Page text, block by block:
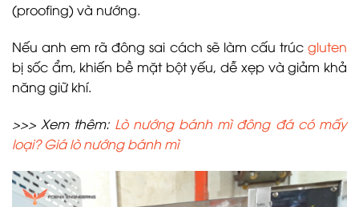
(proofing) và nướng.
Nếu anh em rã đông sai cách sẽ làm cấu trúc gluten
bị sốc ẩm, khiến bề mặt bột yếu, dễ xẹp và giảm khả
năng giữ khí.
>>> Xem thêm: Lò nướng bánh mì đông đá có mấy
loại? Giá lò nướng bánh mì